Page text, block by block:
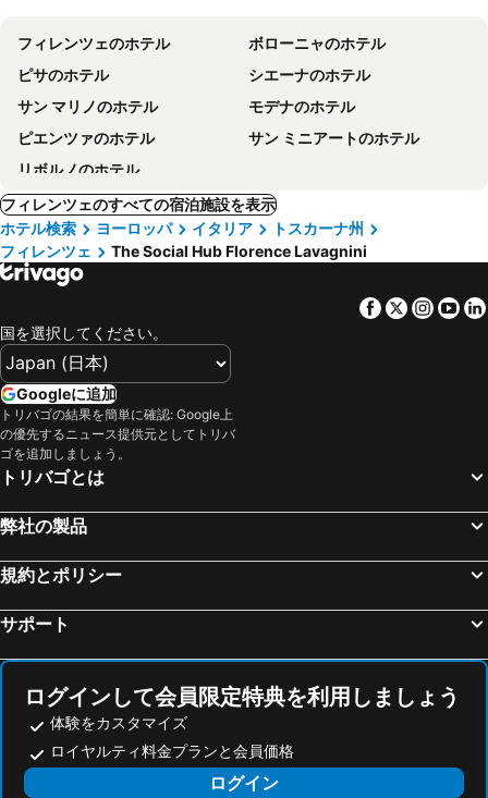
フィレンツェのホテル
ボローニャのホテル
ピサのホテル
シエーナのホテル
サン マリノのホテル
モデナのホテル
ピエンツァのホテル
サン ミニアートのホテル
リボルノのホテル
フィレンツェのすべての宿泊施設を表示
ホテル検索
ヨーロッパ イタリア
トスカーナ州
フィレンツェ
The Social Hub Florence Lavagnini
Facebook
Twitter
国を選択してください。
Googleに追加
トリバゴの結果を簡単に確認: Google上
の優先するニュース提供元としてトリバ
ゴを追加しましょう。
トリバゴとは
弊社の製品
規約とポリシー
サポート
ログインして会員限定特典を利用しましょう
体験をカスタマイズ
ロイヤルティ料金プランと会員価格
ログイン